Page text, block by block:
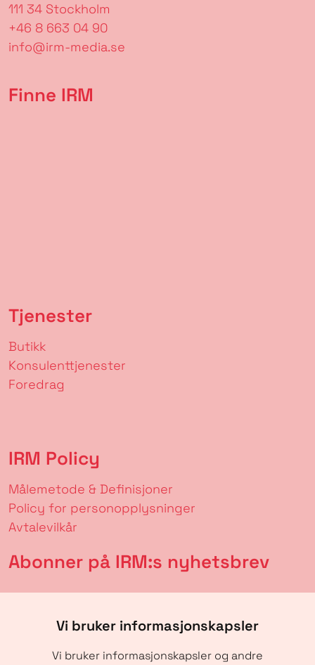
Vi bruker informasjonskapsler
Vi bruker informasjonskapsler og andre
111 34 Stockholm
+46 8 663 04 90
info@irm-media.se
Finne IRM
Tjenester
Butikk
Konsulenttjenester
Foredrag
IRM Policy
Målemetode & Definisjoner
Policy for personopplysninger
Avtalevilkår
Abonner på IRM:s nyhetsbrev